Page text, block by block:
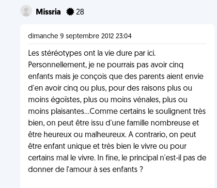
Missria 28
dimanche 9 septembre 2012 23:04
Les stéréotypes ont la vie dure par ici.
Personnellement, je ne pourrais pas avoir cinq
enfants mais je conçois que des parents aient envie
d'en avoir cinq ou plus, pour des raisons plus ou
moins égoïstes, plus ou moins vénales, plus ou
moins plaisantes...Comme certains le soulignent très
bien, on peut être issu d'une famille nombreuse et
être heureux ou malheureux. A contrario, on peut
être enfant unique et très bien le vivre ou pour
certains mal le vivre. In fine, le principal n'est-il pas de
donner de l'amour à ses enfants ?